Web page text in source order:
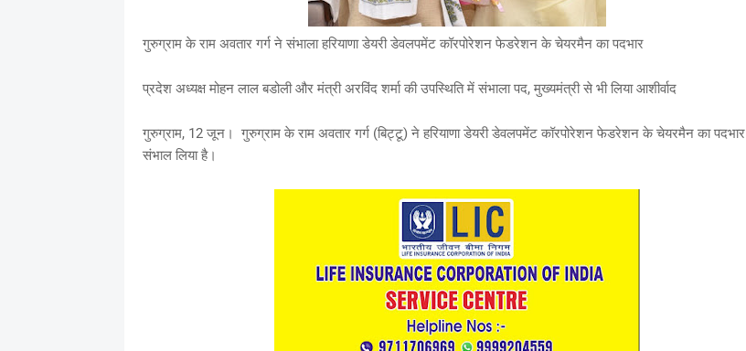
गुरुग्राम के राम अवतार गर्ग ने संभाला हरियाणा डेयरी डेवलपमेंट कॉरपोरेशन फेडरेशन के चेयरमैन का पदभार
प्रदेश अध्यक्ष मोहन लाल बडोली और मंत्री अरविंद शर्मा की उपस्थिति में संभाला पद, मुख्यमंत्री से भी लिया आशीर्वाद
गुरुग्राम, 12 जून। गुरुग्राम के राम अवतार गर्ग (बिट्टू) ने हरियाणा डेयरी डेवलपमेंट कॉरपोरेशन फेडरेशन के चेयरमैन का पदभार
संभाल लिया है।